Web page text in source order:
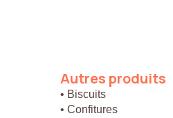
Autres produits
• Biscuits
• Confitures